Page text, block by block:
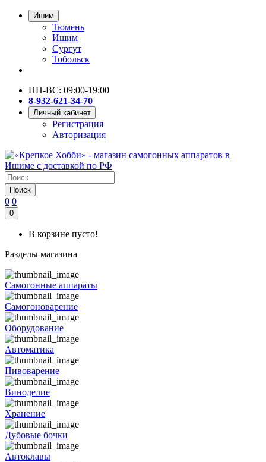
Ишим
Тюмень
Ишим
Сургут
Тобольск
ПН-ВС: 09:00-19:00
8-932-621-34-70
Личный кабинет
Регистрация
Авторизация
Поиск
0 0
0
В корзине пусто!
Разделы магазина
Самогонные аппараты
Самогоноварение
Оборудование
Автоматика
Пивоварение
Виноделие
Хранение
Дубовые бочки
Автоклавы